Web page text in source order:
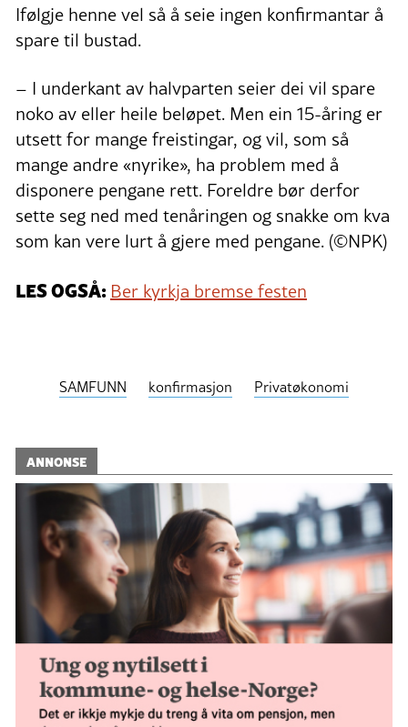
Ifølgje henne vel så å seie ingen konfirmantar å
spare til bustad.
– I underkant av halvparten seier dei vil spare
noko av eller heile beløpet. Men ein 15-åring er
utsett for mange freistingar, og vil, som så
mange andre «nyrike», ha problem med å
disponere pengane rett. Foreldre bør derfor
sette seg ned med tenåringen og snakke om kva
som kan vere lurt å gjere med pengane. (©NPK)
LES OGSÅ: Ber kyrkja bremse festen
SAMFUNN konfirmasjon Privatøkonomi
ANNONSE